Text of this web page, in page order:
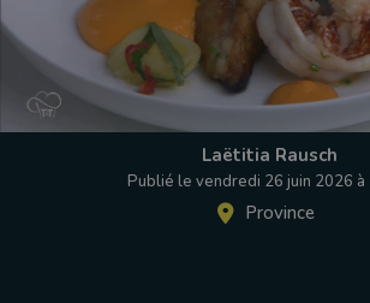
Laëtitia Rausch
Publié le vendredi 26 juin 2026 à
Province